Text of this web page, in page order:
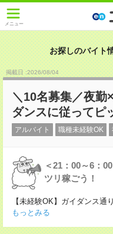
メニュー
お探しのバイト
掲載日 :2026/08/04
＼10名募集／夜勤
ダンスに従ってピ
アルバイト 職種未経験OK
＜21：00～6：
ツリ稼ごう！
【未経験OK】ガイダンス
もっとみる